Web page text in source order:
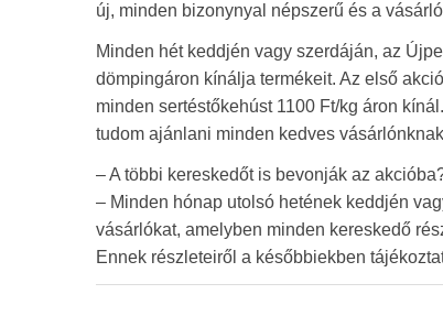
új, minden bizonynyal népszerű és a
Minden hét keddjén vagy szerdáján, az
dömpingáron kínálja termékeit. Az első
minden sertéstőkehúst 1100 Ft/kg áron
tudom ajánlani minden kedves
– A többi kereskedőt is bevonják az
– Minden hónap utolsó hetének keddjén
vásárlókat, amelyben minden kereskedő
Ennek részleteiről a későbbiekben